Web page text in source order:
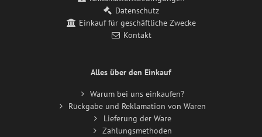
Datenschutz
Einkauf für geschäftliche Zwecke
Kontakt
Alles über den Einkauf
Warum bei uns einkaufen?
Rückgabe und Reklamation von Waren
Lieferung der Ware
Zahlungsmethoden